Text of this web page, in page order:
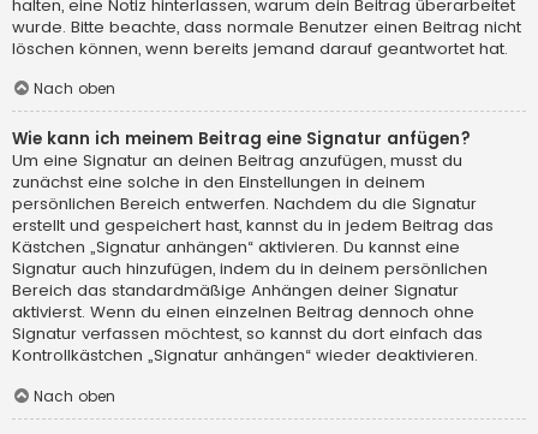
halten, eine Notiz hinterlassen, warum dein Beitrag überarbeitet
wurde. Bitte beachte, dass normale Benutzer einen Beitrag nicht
löschen können, wenn bereits jemand darauf geantwortet hat.
Nach oben
Wie kann ich meinem Beitrag eine Signatur anfügen?
Um eine Signatur an deinen Beitrag anzufügen, musst du
zunächst eine solche in den Einstellungen in deinem
persönlichen Bereich entwerfen. Nachdem du die Signatur
erstellt und gespeichert hast, kannst du in jedem Beitrag das
Kästchen „Signatur anhängen“ aktivieren. Du kannst eine
Signatur auch hinzufügen, indem du in deinem persönlichen
Bereich das standardmäßige Anhängen deiner Signatur
aktivierst. Wenn du einen einzelnen Beitrag dennoch ohne
Signatur verfassen möchtest, so kannst du dort einfach das
Kontrollkästchen „Signatur anhängen“ wieder deaktivieren.
Nach oben